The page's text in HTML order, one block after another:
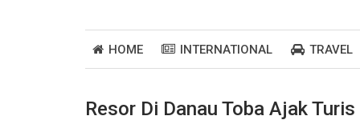
HOME INTERNATIONAL TRAVEL
Resor Di Danau Toba Ajak